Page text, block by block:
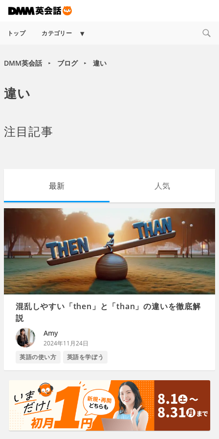
トップ カテゴリー
DMM英会話 ► ブログ ► 違い
違い
注目記事
最新 人気
混乱しやすい「then」と「than」の違いを徹底解
説
Amy
2024年11月24日
英語の使い方
英語を学ぼう